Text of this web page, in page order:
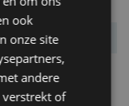
x 1.195 mm
ook
onze site
andere
of